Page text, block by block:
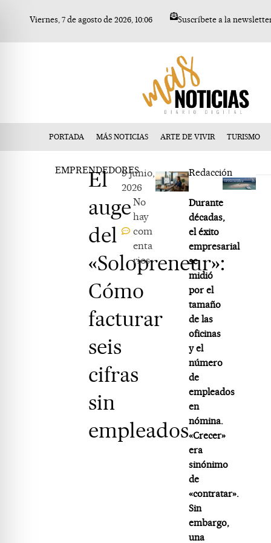
Viernes, 7 de agosto de 2026, 10:06 Suscríbete a la
PORTADA MÁS NOTICIAS ARTE DE VIVIR TURISMO
EMPRENDEDORES
El
auge
del
«Solopreneur»:
Cómo
facturar
seis
cifras
sin
empleados
9 junio,
2026
No
hay
com
enta
rios
Redacción
Durante
décadas,
el éxito
empresarial
se
midió
por el
tamaño
de las
oficinas
y el
número
de
empleados
en
nómina.
«Crecer»
era
sinónimo
de
«contratar».
Sin
embargo,
una